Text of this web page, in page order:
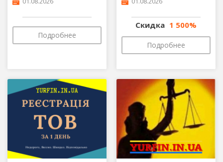
Подробнее
Скидка 1 500%
Подробнее